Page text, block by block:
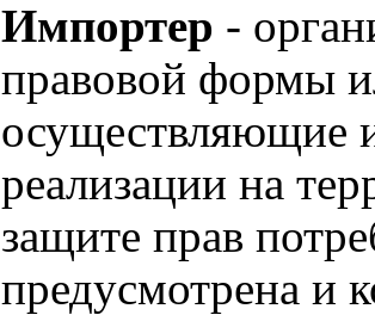
Импортер -
правовой формы
осуществляющие
реализации на
защите прав
предусмотрена и